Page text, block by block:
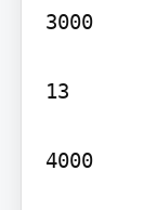
3000
13
4000